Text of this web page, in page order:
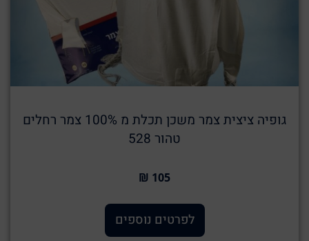
גופיה ציצית צמר משכן תכלת מ 100% צמר רחלים
טהור 528
105 ₪
לפרטים נוספים